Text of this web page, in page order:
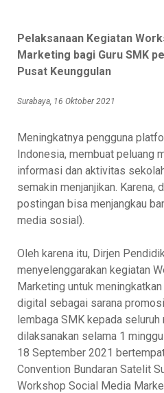
Pelaksanaan Kegiatan
Marketing bagi Guru SMK
Pusat Keunggulan
Surabaya, 16 Oktober 2021
Meningkatnya pengguna
Indonesia, membuat peluang
informasi dan aktivitas
semakin menjanjikan. Karena,
postingan bisa menjangkau
media sosial).
Oleh karena itu, Dirjen
menyelenggarakan kegiatan
Marketing untuk
digital sebagai sarana
lembaga SMK kepada seluruh
dilaksanakan selama 1
18 September 2021
Convention Bundaran Satelit
Workshop Social Media